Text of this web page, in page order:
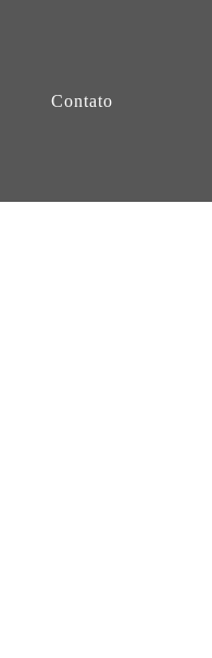
Contato